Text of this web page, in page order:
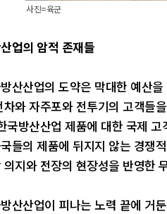
사진=육군
업의 암적 존재들
산산업의 도약은 막대한 예산
차와 자주포와 전투기의 고객들
국방산산업 제품에 대한 국제
들의 제품에 뒤지지 않는 경쟁
의지와 전장의 현장성을 반영한
산산업이 피나는 노력 끝에 거